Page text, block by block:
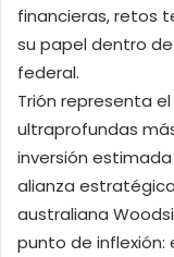
financieras, retos
su papel dentro
federal.
Trión representa
ultraprofundas
inversión estimada
alianza
australiana
punto de inflexión: